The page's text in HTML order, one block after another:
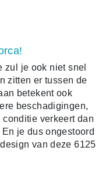
zul je ook niet snel
zitten er tussen de
betekent ook
beschadigingen,
verkeert dan
je dus ongestoord
van deze 6125